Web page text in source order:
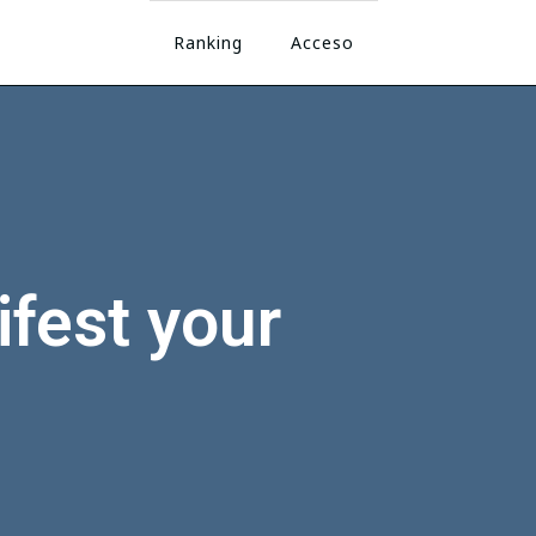
Ranking Acceso
your